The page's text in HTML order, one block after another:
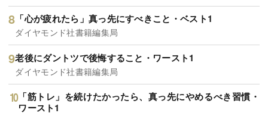
「心が疲れたら」真っ先にすべきこと・ベスト1
ダイヤモンド社書籍編集局
老後にダントツで後悔すること・ワースト1
ダイヤモンド社書籍編集局
「筋トレ」を続けたかったら、真っ先にやめるべき習慣・
ワースト1